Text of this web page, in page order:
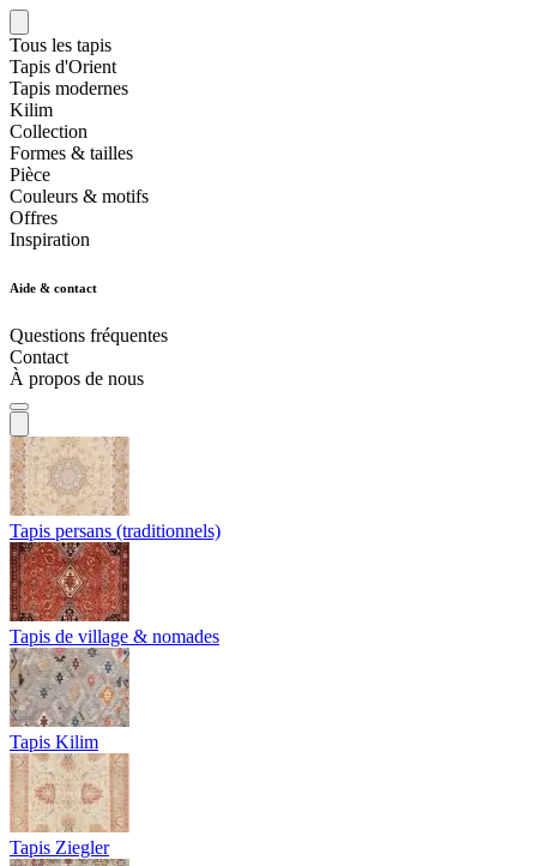
Tous les tapis
Tapis d'Orient
Tapis modernes
Kilim
Collection
Formes & tailles
Pièce
Couleurs & motifs
Offres
Inspiration
Aide & contact
Questions fréquentes
Contact
À propos de nous
Tapis persans (traditionnels)
Tapis de village & nomades
Tapis Kilim
Tapis Ziegler